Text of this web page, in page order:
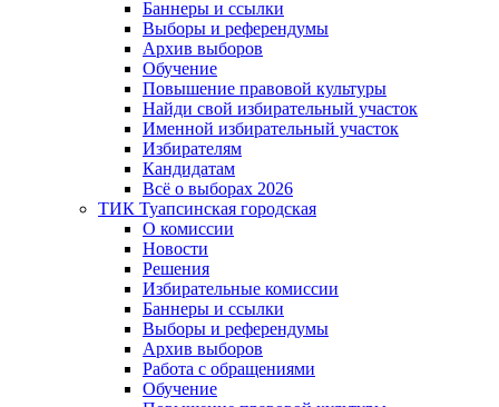
Баннеры и ссылки
Выборы и референдумы
Архив выборов
Обучение
Повышение правовой культуры
Найди свой избирательный участок
Именной избирательный участок
Избирателям
Кандидатам
Всё о выборах 2026
ТИК Туапсинская городская
О комиссии
Новости
Решения
Избирательные комиссии
Баннеры и ссылки
Выборы и референдумы
Архив выборов
Работа с обращениями
Обучение